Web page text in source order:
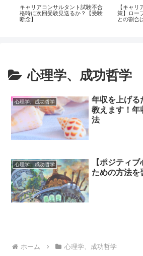
キャリアコンサルタント試験不合
格時に次回受験見送るか？【受験
断念】
【キャリ
策】ロー
との割合
心理学、成功哲学
心理学、成功哲学
年収を上げる
教えます！年
法
心理学、成功哲学
【ポジティ
ための方法を
ホーム 心理学、成功哲学